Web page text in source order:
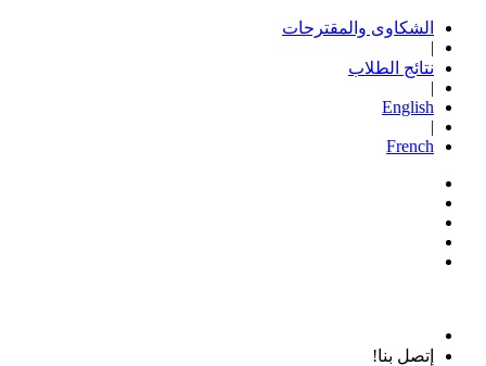
الشكاوى والمقترحات
|
نتائج الطلاب
|
English
|
French
إتصل بنا!